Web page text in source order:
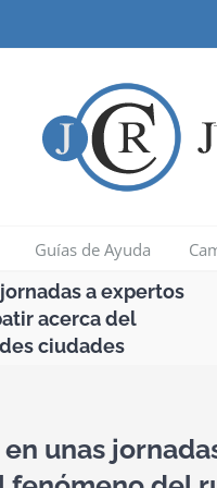
Guías de Ayuda
a expertos
acerca del
ciudades
unas